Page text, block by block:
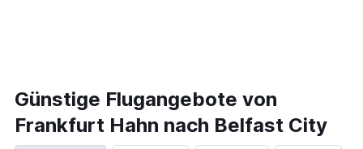
Günstige Flugangebote von
Frankfurt Hahn nach Belfast City